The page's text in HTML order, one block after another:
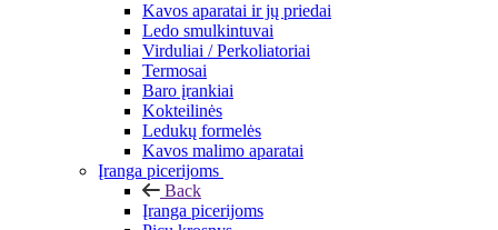
Kavos aparatai ir jų priedai
Ledo smulkintuvai
Virduliai / Perkoliatoriai
Termosai
Baro įrankiai
Kokteilinės
Ledukų formelės
Kavos malimo aparatai
Įranga picerijoms
Back
Įranga picerijoms